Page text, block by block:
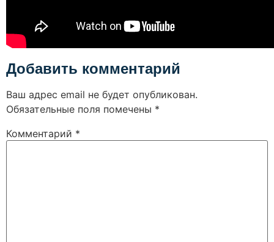
Добавить комментарий
Ваш адрес email не будет опубликован.
Обязательные поля помечены *
Комментарий *